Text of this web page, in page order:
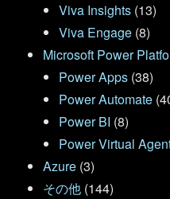
Viva Insights (13)
Viva Engage (8)
Microsoft Power
Power Apps (38)
Power Automate
Power BI (8)
Power Virtual
Azure (3)
その他 (144)